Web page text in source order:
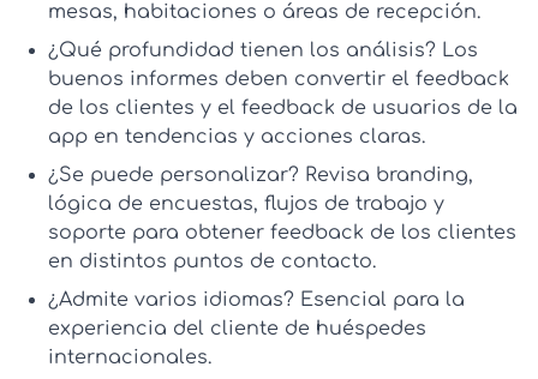
mesas, habitaciones o áreas de recepción.
¿Qué profundidad tienen los análisis? Los
buenos informes deben convertir el feedback
de los clientes y el feedback de usuarios de la
app en tendencias y acciones claras.
¿Se puede personalizar? Revisa branding,
lógica de encuestas, flujos de trabajo y
soporte para obtener feedback de los clientes
en distintos puntos de contacto.
¿Admite varios idiomas? Esencial para la
experiencia del cliente de huéspedes
internacionales.